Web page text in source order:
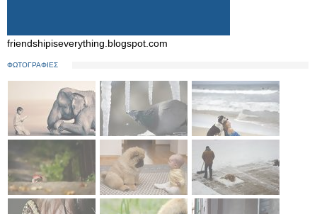
friendshipiseverything.blogspot.com
ΦΩΤΟΓΡΑΦΙΕΣ